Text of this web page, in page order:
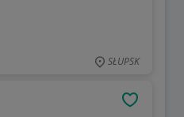
SŁUPSK